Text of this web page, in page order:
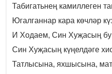
Табигатьнең камиллеген
Югалганнар кара көчләр
И Ходаем, Син Хуҗасың бу
Син Хуҗасың күңелдәге
Татлысына, яхшысына,